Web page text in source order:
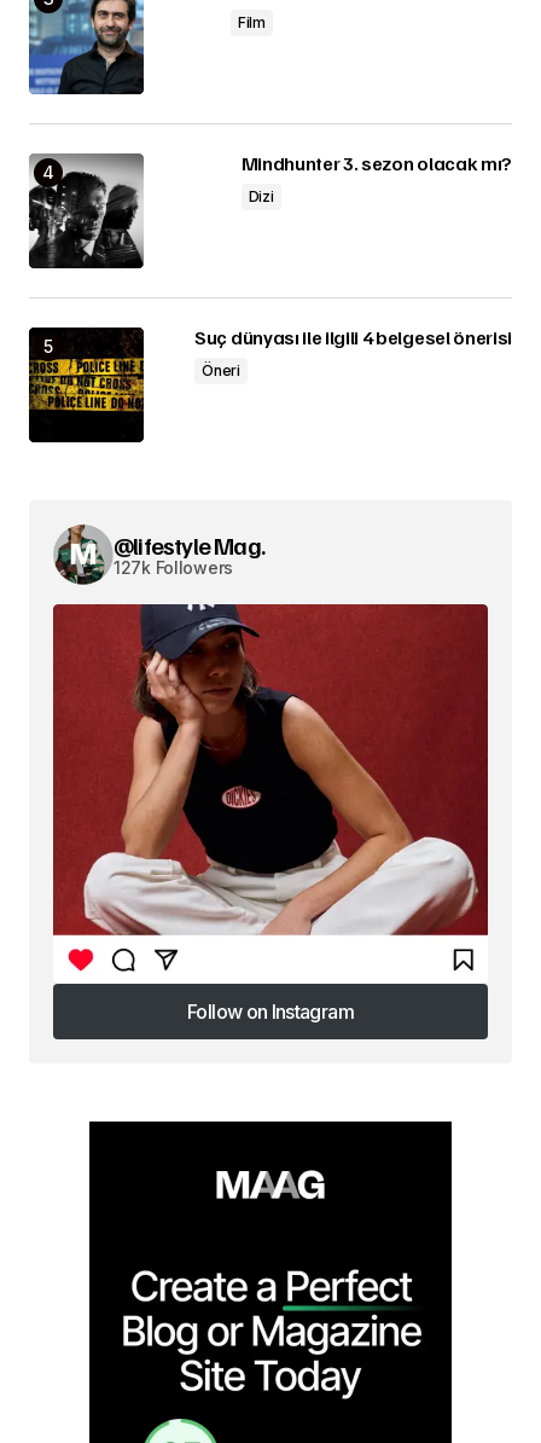
Film
Mindhunter 3. sezon olacak mı?
Dizi
Suç dünyası ile ilgili 4 belgesel önerisi
Öneri
@lifestyle Mag.
127k Followers
Follow on Instagram
Follow on Instagram